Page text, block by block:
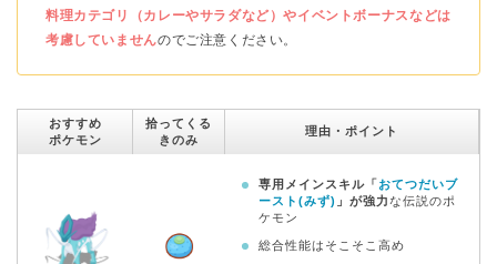
料理カテゴリ（カレーやサラダなど）やイベントボーナスなどは
考慮していませんのでご注意ください。
おすすめ
ポケモン
拾ってくる
きのみ
理由・ポイント
専用メインスキル「おてつだいブ
ースト(みず) 」が強力な伝説のポ
ケモン
総合性能はそこそこ高め